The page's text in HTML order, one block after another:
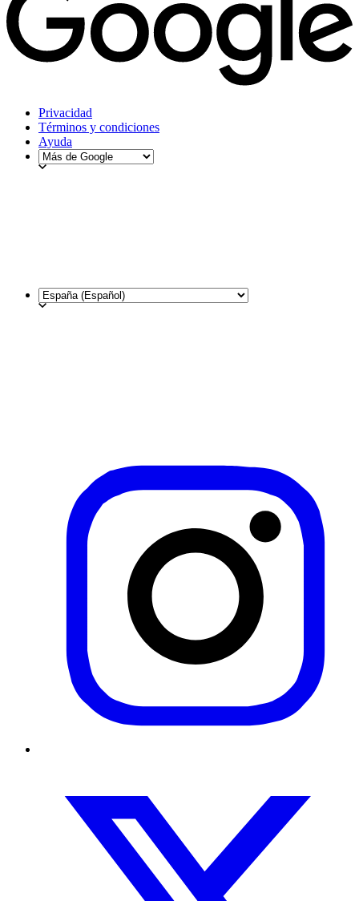
Privacidad
Términos y condiciones
Ayuda